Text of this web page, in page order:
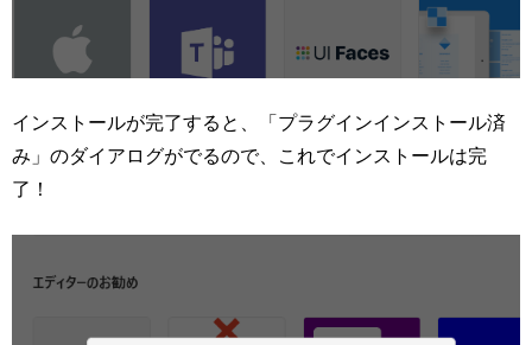
インストールが完了すると、「プラグインインストール済
み」のダイアログがでるので、これでインストールは完
了！